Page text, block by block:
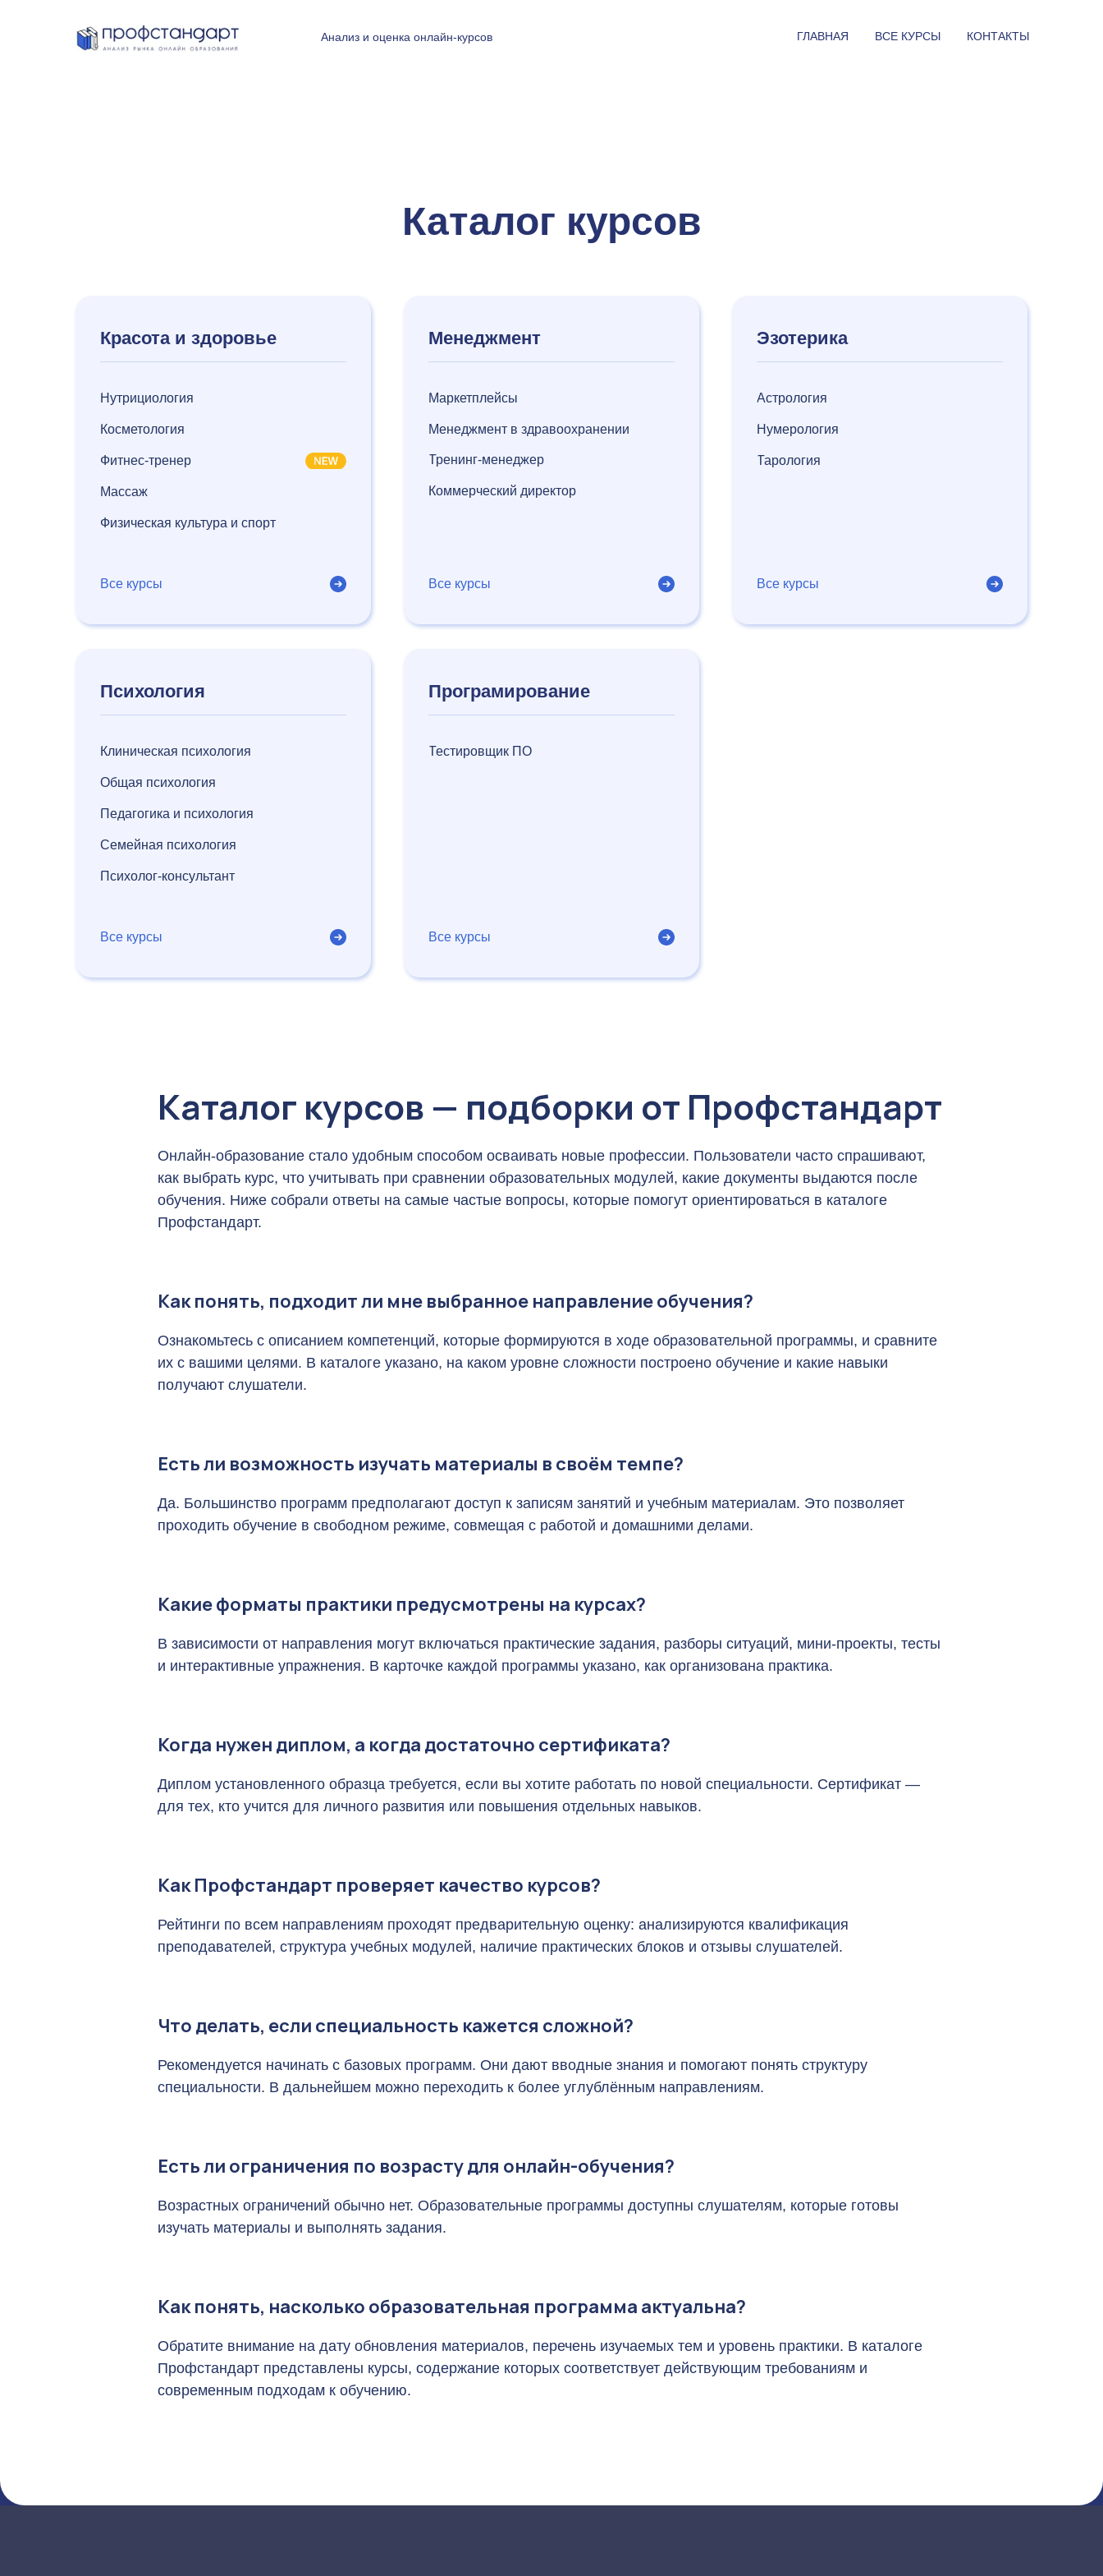
Анализ и оценка онлайн-курсов ГЛАВНАЯ ВСЕ КУРСЫ КОНТАКТЫ
Каталог курсов
Красота и здоровье
Нутрициология
Косметология
Фитнес-тренер
Массаж
Менеджмент
Маркетплейсы
Менеджмент в здравоохранении
Тренинг-менеджер
Коммерческий директор
Все курсы Все курсы Все курсы
Эзотерика
Астрология
Нумерология
Тарология
Психология
Клиническая психология
Общая психология
Педагогика и психология
Семейная психология
Програмирование
Тестировщик ПО
Wildberries
Ozon
Все курсы Все курсы
Эзотерика
Нумерология
Психолог-консультант
Физическая культура и спорт
Каталог курсов — подборки от Профстандарт
Онлайн-образование стало удобным способом осваивать новые профессии. Пользователи часто спрашивают,
как выбрать курс, что учитывать при сравнении образовательных модулей, какие документы выдаются после
обучения. Ниже собрали ответы на самые частые вопросы, которые помогут ориентироваться в каталоге
Профстандарт.
Как понять, подходит ли мне выбранное направление обучения?
Ознакомьтесь с описанием компетенций, которые формируются в ходе образовательной программы, и сравните
их с вашими целями. В каталоге указано, на каком уровне сложности построено обучение и какие навыки
получают слушатели.
Есть ли возможность изучать материалы в своём темпе?
Да. Большинство программ предполагают доступ к записям занятий и учебным материалам. Это позволяет
проходить обучение в свободном режиме, совмещая с работой и домашними делами.
Какие форматы практики предусмотрены на курсах?
В зависимости от направления могут включаться практические задания, разборы ситуаций, мини-проекты, тесты
и интерактивные упражнения. В карточке каждой программы указано, как организована практика.
Когда нужен диплом, а когда достаточно сертификата?
Диплом установленного образца требуется, если вы хотите работать по новой специальности. Сертификат —
для тех, кто учится для личного развития или повышения отдельных навыков.
Как Профстандарт проверяет качество курсов?
Рейтинги по всем направлениям проходят предварительную оценку: анализируются квалификация
преподавателей, структура учебных модулей, наличие практических блоков и отзывы слушателей.
Что делать, если специальность кажется сложной?
Рекомендуется начинать с базовых программ. Они дают вводные знания и помогают понять структуру
специальности. В дальнейшем можно переходить к более углублённым направлениям.
Есть ли ограничения по возрасту для онлайн-обучения?
Возрастных ограничений обычно нет. Образовательные программы доступны слушателям, которые готовы
изучать материалы и выполнять задания.
Как понять, насколько образовательная программа актуальна?
Обратите внимание на дату обновления материалов, перечень изучаемых тем и уровень практики. В каталоге
Профстандарт представлены курсы, содержание которых соответствует действующим требованиям и
современным подходам к обучению.